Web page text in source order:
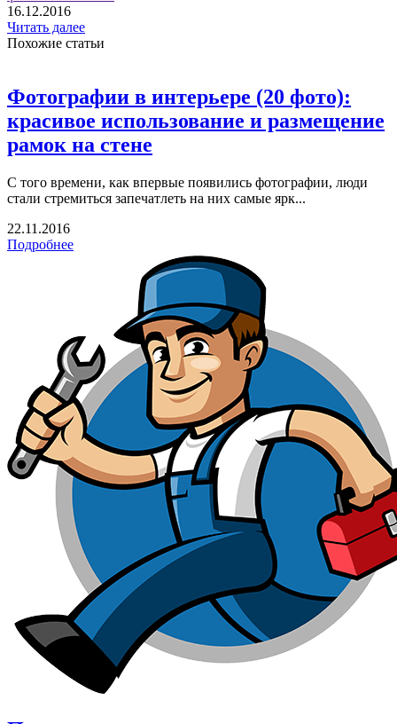
16.12.2016
Читать далее
Похожие статьи
Фотографии в интерьере (20 фото):
красивое использование и размещение
рамок на стене
С того времени, как впервые появились фотографии, люди
стали стремиться запечатлеть на них самые ярк...
22.11.2016
Подробнее